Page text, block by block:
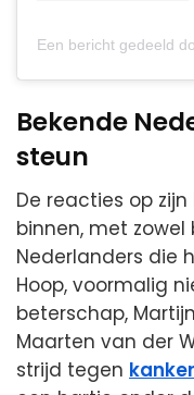
Een bericht gedeeld
Bekende
steun
De reacties op
binnen, met
Nederlanders die
Hoop, voormalig
beterschap,
Maarten van der
strijd tegen kanker